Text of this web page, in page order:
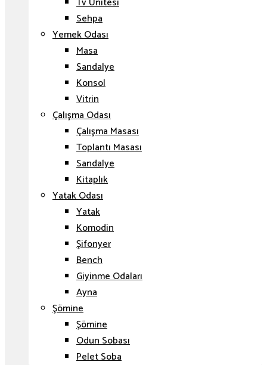
Sehpa
Yemek Odası
Masa
Sandalye
Konsol
Vitrin
Çalışma Odası
Çalışma Masası
Toplantı Masası
Sandalye
Kitaplık
Yatak Odası
Yatak
Komodin
Şifonyer
Bench
Giyinme Odaları
Ayna
Şömine
Şömine
Odun Sobası
Pelet Soba